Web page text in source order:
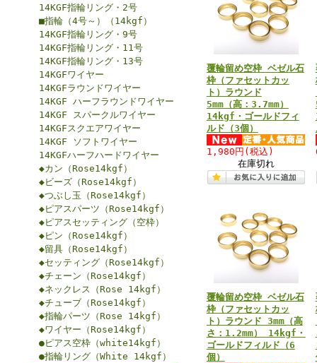
14KGF指輪リング・2号
■指輪（4号～）（14kgf）
14KGF指輪リング・9号
14KGF指輪リング・11号
14KGF指輪リング・13号
14KGFワイヤー
14KGFラウンドワイヤー
14KGF ハーフラウンドワイヤー
14KGF スパークルワイヤー
14KGFスクエアワイヤー
14KGF ソフトワイヤー
14KGFハーフハードワイヤー
◆カン（Rose14kgf）
◆ビーズ（Rose14kgf）
◆つぶし玉（Rose14kgf）
◆ピアスパーツ（Rose14kgf）
◆ピアスセッティング（空枠）
◆ピン（Rose14kgf）
◆留具（Rose14kgf）
◆セッティング（Rose14kgf）
◆チェーン（Rose14kgf）
◆ネックレス（Rose 14kgf）
◆チューブ（Rose14kgf）
◆指輪パーツ（Rose 14kgf）
◆ワイヤー（Rose14kgf）
●ピアス空枠（white14kgf）
●指輪リング（White 14kgf）
覆輪留め空枠 ベゼル石
枠（ファセットカッ
ト）ラウンド
5mm（高：3.7mm）
14kgf・ゴールドフィ
ルド（3個）
1,980円 (税込)
在庫切れ
覆輪留め空枠 ベゼル石
枠（ファセットカッ
ト）ラウンド 3mm（高
さ：1.2mm） 14kgf・
ゴールドフィルド（6
個）